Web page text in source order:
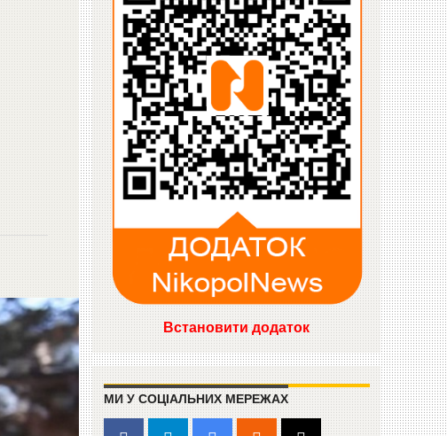
Встановити додаток
МИ У СОЦІАЛЬНИХ МЕРЕЖАХ